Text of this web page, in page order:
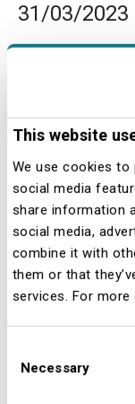
This website
We use cookies to
social media
share information
social media,
combine it with
them or that
services. For
Selection
Necessary
31/03/2023
Azioni
(SEA),
esaminato
bilancio di
del Gruppo
Non
ordinaria